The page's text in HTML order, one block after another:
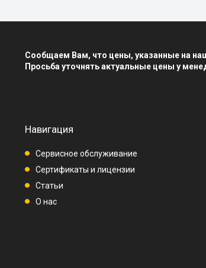
Сообщаем Вам, что цены, указанные на
Просьба уточнять актуальные цены у
Навигация
Сервисное обслуживание
Сертификаты и лицензии
Статьи
О нас